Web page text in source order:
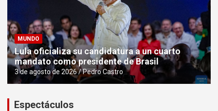
MUNDO
Lula oficializa su candidatura a un cuarto
mandato como presidente de Brasil
3 de agosto de 2026 Pedro Castro
Espectáculos